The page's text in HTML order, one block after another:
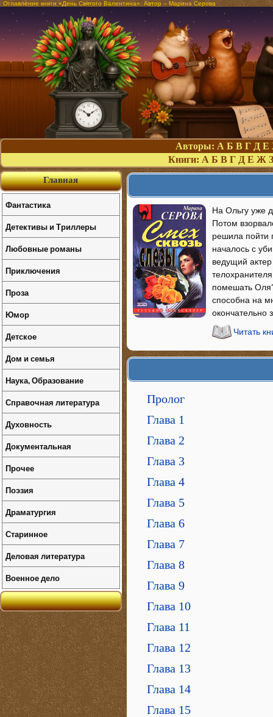
Оглавление книги «День Святого Валентина». Автор – Марина Серова
Авторы: А Б В Г Д Е
Книги: А Б В Г Д Е Ж З
На Ольгу уже
Потом
решила пойти
началось с
ведущий
помешать
способна на
окончательно
Читать
Пролог
Глава 1
Глава 2
Глава 3
Глава 4
Глава 5
Глава 6
Глава 7
Глава 8
Глава 9
Глава 10
Глава 11
Глава 12
Глава 13
Глава 14
Глава 15
Главная
Фантастика
Детективы и Триллеры
Любовные романы
Приключения
Проза
Юмор
Детское
Дом и семья
Наука, Образование
Справочная литература
Духовность
Документальная
Прочее
Поэзия
Драматургия
Старинное
Деловая литература
Военное дело